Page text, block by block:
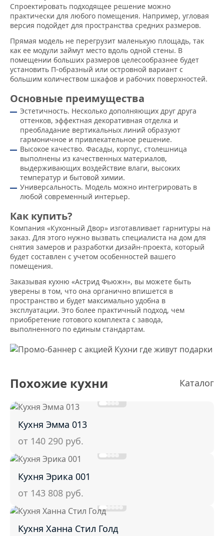
Спроектировать подходящее решение можно
практически для любого помещения. Например, угловая
версия подойдет для пространства средних размеров.
Прямая модель не перегрузит маленькую площадь, так
как ее модули займут место вдоль одной стены. В
помещении больших размеров целесообразнее будет
установить П-образный или островной вариант с
большим количеством шкафов и рабочих поверхностей.
Основные преимущества
Эстетичность. Несколько дополняющих друг друга
оттенков, эффектная декоративная отделка и
преобладание вертикальных линий образуют
гармоничное и привлекательное решение.
Высокое качество. Фасады, корпус, столешница
выполнены из качественных материалов,
выдерживающих воздействие влаги, высоких
температур и бытовой химии.
Универсальность. Модель можно интегрировать в
любой современный интерьер.
Как купить?
Компания «Кухонный Двор» изготавливает гарнитуры на
заказ. Для этого нужно вызвать специалиста на дом для
снятия замеров и разработки дизайн-проекта, который
будет составлен с учетом особенностей вашего
помещения.
Заказывая кухню «Астрид Фьюжн», вы можете быть
уверены в том, что она органично впишется в
пространство и будет максимально удобна в
эксплуатации. Это более практичный подход, чем
приобретение готового комплекта с завода,
выполненного по единым стандартам.
Похожие кухни Каталог
Кухня Эмма 013
от 140 290 руб.
Кухня Эрика 001
от 143 808 руб.
Кухня Ханна Стил Голд